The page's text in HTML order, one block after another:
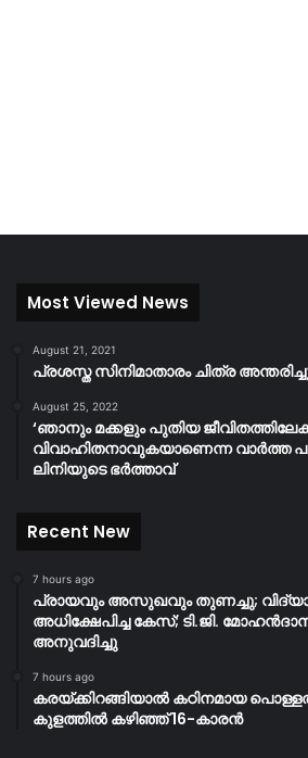
Most Viewed News
August 21, 2021
പ്രശസ്ത സിനിമാതാരം ചിത്ര
August 25, 2022
‘ഞാനും മക്കളും പുതിയ
വിവാഹിതനാവുകയാണെന്ന വാർത്ത
ലിനിയുടെ ഭർത്താവ്
Recent New
7 hours ago
പ്രായവും അസുഖവും തുണച്ചു;
അധിക്ഷേപിച്ച കേസ്; ടി.ജി.
അനുവദിച്ചു
7 hours ago
കരയ്ക്കിറങ്ങിയാൽ കഠിനമായ
കുളത്തിൽ കഴിഞ്ഞ് 16-കാരൻ